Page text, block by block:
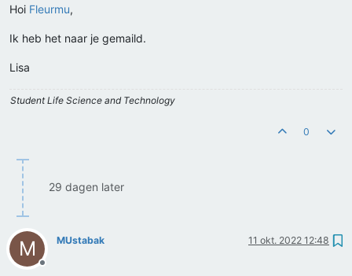
Hoi Fleurmu,
Ik heb het naar je gemaild.
Lisa
Student Life Science and Technology
0
29 dagen later
M
Offline
MUstabak 11 okt. 2022 12:48